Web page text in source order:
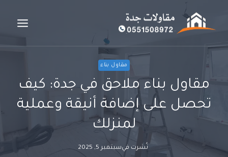
مقاول بناء
مقاول بناء ملاحق في جدة: كيف
تحصل على إضافة أنيقة وعملية
لمنزلك
نُشرت فيسبتمبر 5, 2025